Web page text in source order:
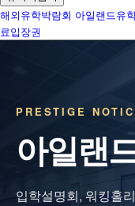
해외유학박람회 아일랜드유
료입장권
PRESTIGE
아일랜
입학설명회, 워킹홀